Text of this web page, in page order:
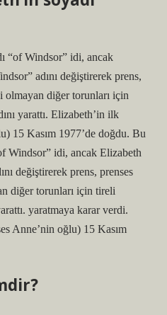
“of Windsor” idi, ancak
adını değiştirerek prens,
olmayan diğer torunları için
yarattı. Elizabeth’in ilk
15 Kasım 1977’de doğdu. Bu
Windsor” idi, ancak Elizabeth
değiştirerek prens, prenses
diğer torunları için tireli
yaratmaya karar verdi.
Anne’nin oğlu) 15 Kasım